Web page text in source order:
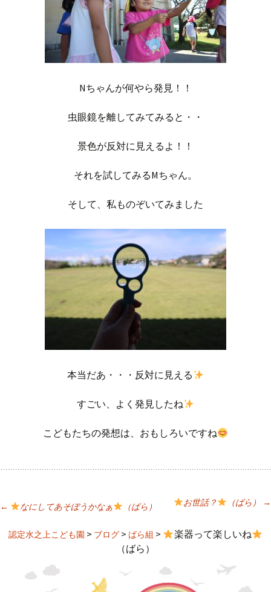
Nちゃんが何やら発見！！
虫眼鏡を離してみてみると・・
景色が反対に見えるよ！！
それを試してみるMちゃん。
そして、私ものぞいてみました
本当だあ・・・反対に見える
すごい、よく発見したね
こどもたちの発想は、おもしろいですね
投
稿
← なにしてあそぼうかなぁ （ばら） お世話？ （ばら） →
認定水之上こども園 > ブログ > ばら組 >
楽器って楽しいね
（ばら）